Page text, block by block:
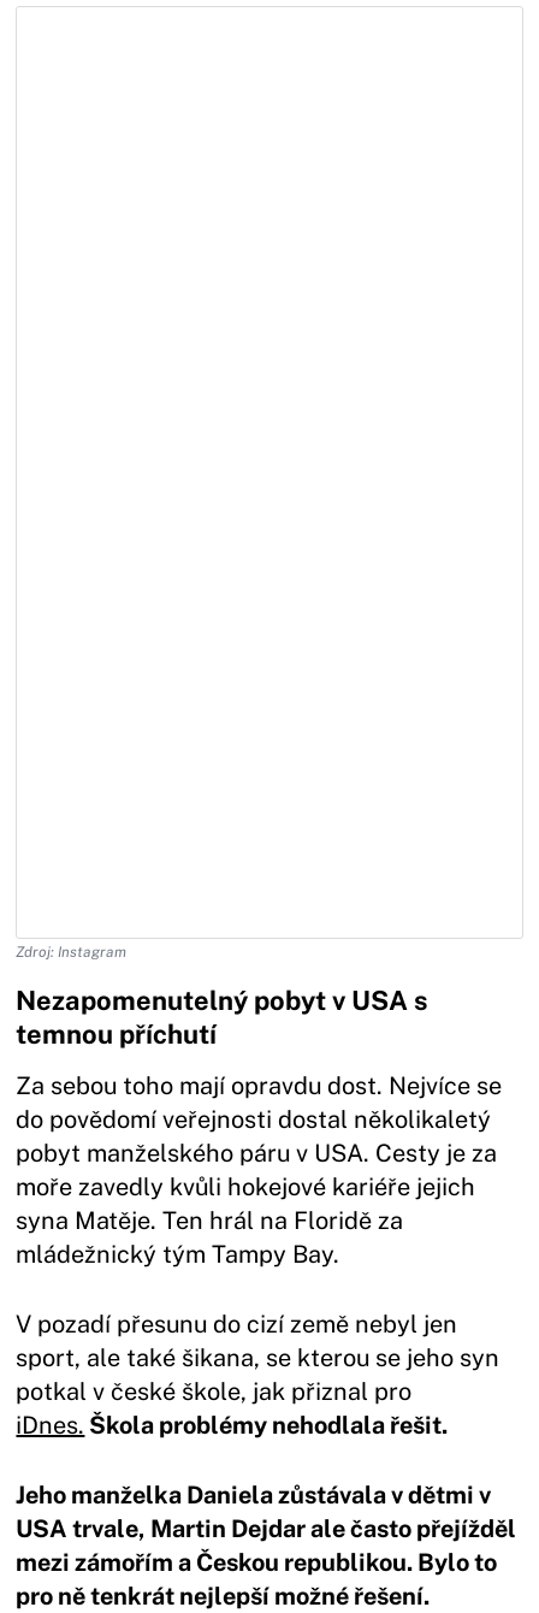
Zdroj: Instagram
Nezapomenutelný pobyt v USA s
temnou příchutí
Za sebou toho mají opravdu dost. Nejvíce se
do povědomí veřejnosti dostal několikaletý
pobyt manželského páru v USA. Cesty je za
moře zavedly kvůli hokejové kariéře jejich
syna Matěje. Ten hrál na Floridě za
mládežnický tým Tampy Bay.
V pozadí přesunu do cizí země nebyl jen
sport, ale také šikana, se kterou se jeho syn
potkal v české škole, jak přiznal pro
iDnes. Škola problémy nehodlala řešit.
Jeho manželka Daniela zůstávala v dětmi v
USA trvale, Martin Dejdar ale často přejížděl
mezi zámořím a Českou republikou. Bylo to
pro ně tenkrát nejlepší možné řešení.